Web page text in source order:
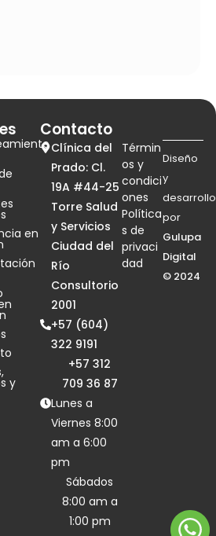
en
y
Contacto
+57 (604)
322 9191
+57 312
709 36 87
Lunes a
Viernes 8:00
am a 6:00
pm
Sábados
8:00 am a
1:00 pm
Clínica del
Prado: Cl.
19A #44-25
Torre Salud
y Servicios
Ciudad del
Río
Consultorio
2001
Diseño
y
desarrollo
por
Gulupa
Digital
© 2024
Términ
os y
condici
ones
Política
s de
privaci
dad